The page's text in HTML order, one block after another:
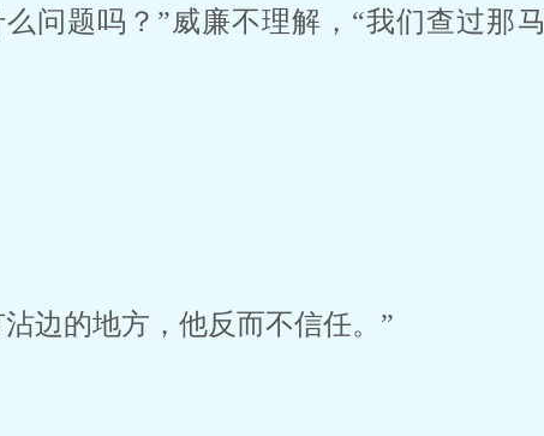
问题吗？”威廉不理解，“我们查过那马
边的地方，他反而不信任。”